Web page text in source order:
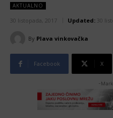
AKTUALNO
30 listopada, 2017 Updated: 30
By Plava vinkovačka
Facebook X
-